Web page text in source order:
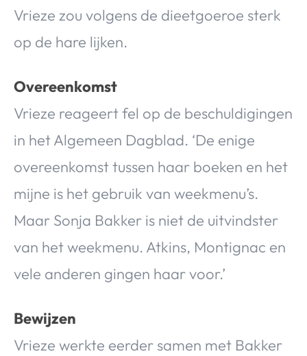
Vrieze zou volgens de dieetgoeroe sterk
op de hare lijken.
Overeenkomst
Vrieze reageert fel op de beschuldigingen
in het Algemeen Dagblad. ‘De enige
overeenkomst tussen haar boeken en het
mijne is het gebruik van weekmenu’s.
Maar Sonja Bakker is niet de uitvindster
van het weekmenu. Atkins, Montignac en
vele anderen gingen haar voor.’
Bewijzen
Vrieze werkte eerder samen met Bakker